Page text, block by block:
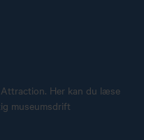
Her kan du læse
museumsdrift